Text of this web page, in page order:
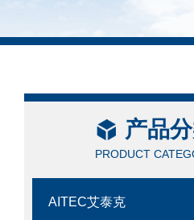
产品
PRODUCT
AITEC艾泰克